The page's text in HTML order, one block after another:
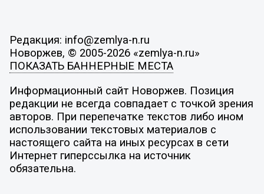
Редакция: info@zemlya-n.ru
Новоржев, © 2005-2026 «zemlya-n.ru»
ПОКАЗАТЬ БАННЕРНЫЕ МЕСТА
Информационный сайт Новоржев. Позиция
редакции не всегда совпадает с точкой зрения
авторов. При перепечатке текстов либо ином
использовании текстовых материалов с
настоящего сайта на иных ресурсах в сети
Интернет гиперссылка на источник
обязательна.